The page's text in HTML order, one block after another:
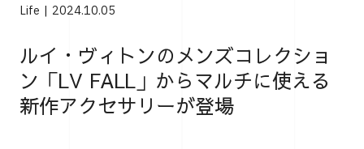
Life 2024.10.05
ルイ・ヴィトンのメンズコレクショ
ン「LV FALL」からマルチに使える
新作アクセサリーが登場